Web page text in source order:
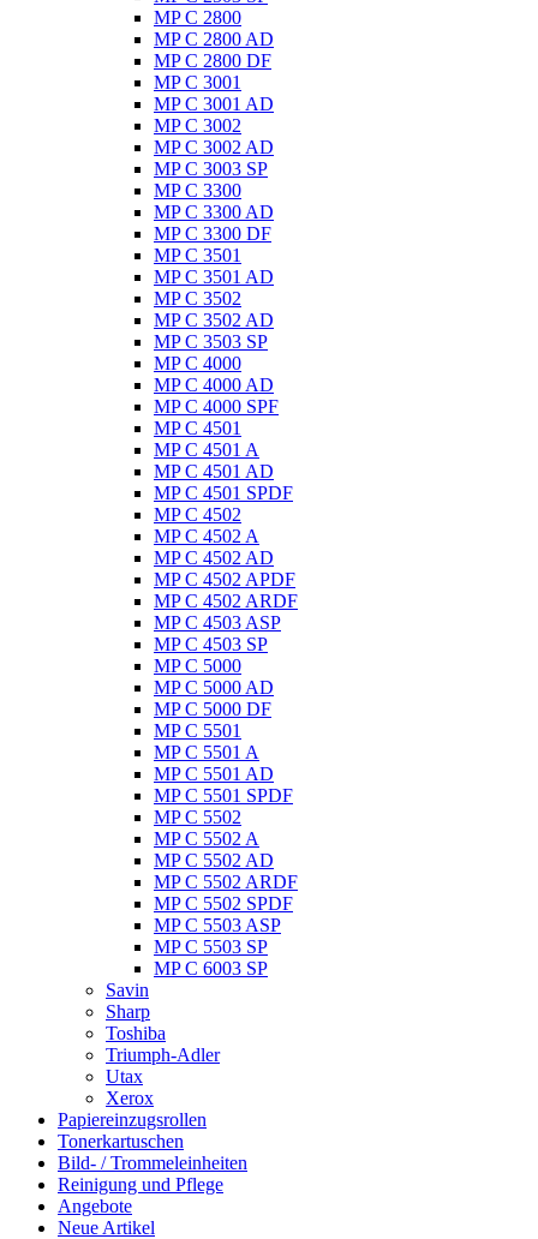
MP C 2800
MP C 2800 AD
MP C 2800 DF
MP C 3001
MP C 3001 AD
MP C 3002
MP C 3002 AD
MP C 3003 SP
MP C 3300
MP C 3300 AD
MP C 3300 DF
MP C 3501
MP C 3501 AD
MP C 3502
MP C 3502 AD
MP C 3503 SP
MP C 4000
MP C 4000 AD
MP C 4000 SPF
MP C 4501
MP C 4501 A
MP C 4501 AD
MP C 4501 SPDF
MP C 4502
MP C 4502 A
MP C 4502 AD
MP C 4502 APDF
MP C 4502 ARDF
MP C 4503 ASP
MP C 4503 SP
MP C 5000
MP C 5000 AD
MP C 5000 DF
MP C 5501
MP C 5501 A
MP C 5501 AD
MP C 5501 SPDF
MP C 5502
MP C 5502 A
MP C 5502 AD
MP C 5502 ARDF
MP C 5502 SPDF
MP C 5503 ASP
MP C 5503 SP
MP C 6003 SP
Savin
Sharp
Toshiba
Triumph-Adler
Utax
Xerox
Papiereinzugsrollen
Tonerkartuschen
Bild- / Trommeleinheiten
Reinigung und Pflege
Angebote
Neue Artikel